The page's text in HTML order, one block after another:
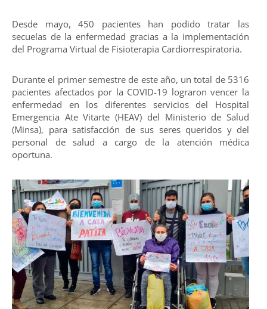
Desde mayo, 450 pacientes han podido tratar las
secuelas de la enfermedad gracias a la implementación
del Programa Virtual de Fisioterapia Cardiorrespiratoria.
Durante el primer semestre de este año, un total de 5316
pacientes afectados por la COVID-19 lograron vencer la
enfermedad en los diferentes servicios del Hospital
Emergencia Ate Vitarte (HEAV) del Ministerio de Salud
(Minsa), para satisfacción de sus seres queridos y del
personal de salud a cargo de la atención médica
oportuna.